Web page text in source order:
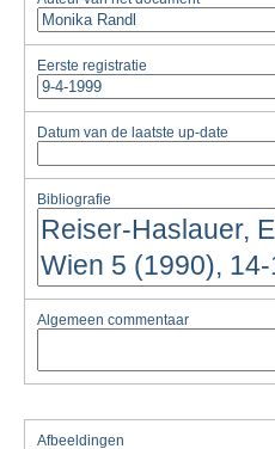
Eerste registratie
Datum van de laatste up-date
Bibliografie
Algemeen commentaar
Afbeeldingen